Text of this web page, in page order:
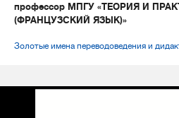
профессор МПГУ «ТЕОРИЯ И
(ФРАНЦУЗСКИЙ ЯЗЫК)»
Золотые имена переводоведения и